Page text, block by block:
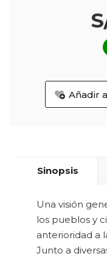
Añadir
Sinopsis
Una visión
los pueblos y
anterioridad a
Junto a